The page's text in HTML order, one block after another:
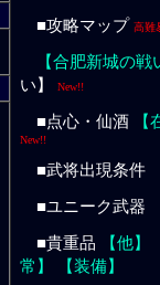
■攻略マップ 高難
【合肥新城の戦
い】
New!!
■点心・仙酒
New!!
■武将出現条件
■ユニーク武器
■貴重品
【他】
常】
【装備】